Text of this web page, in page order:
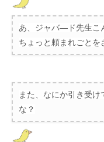
あ、ジャバ―ド先生こ
ちょっと頼まれごとを
また、なにか引き受
な？